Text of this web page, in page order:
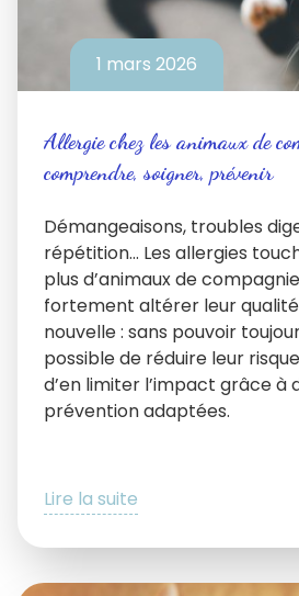
1 mars 2026
Allergie chez les animaux de
comprendre, soigner, prévenir
Démangeaisons, troubles
répétition… Les allergies
plus d’animaux de
fortement altérer leur qualité
nouvelle : sans pouvoir
possible de réduire leur
d’en limiter l’impact grâce à
prévention adaptées.
Lire la suite